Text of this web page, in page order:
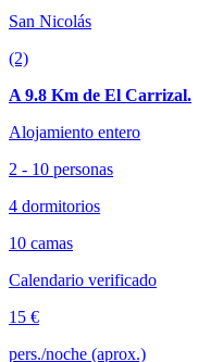
San Nicolás
(2)
A 9.8 Km de El Carrizal.
Alojamiento entero
2 - 10 personas
4 dormitorios
10 camas
Calendario verificado
15 €
pers./noche (aprox.)